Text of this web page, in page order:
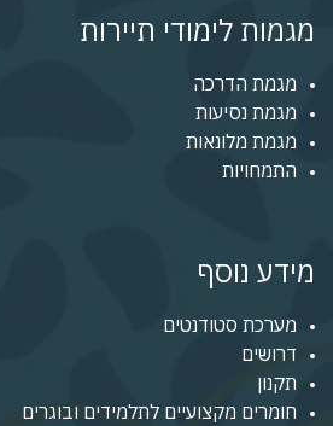
מגמות לימודי תיירות
מגמת הדרכה
מגמת נסיעות
מגמת מלונאות
התמחויות
מידע נוסף
מערכת סטודנטים
דרושים
תקנון
חומרים מקצועיים לתלמידים ובוגרים